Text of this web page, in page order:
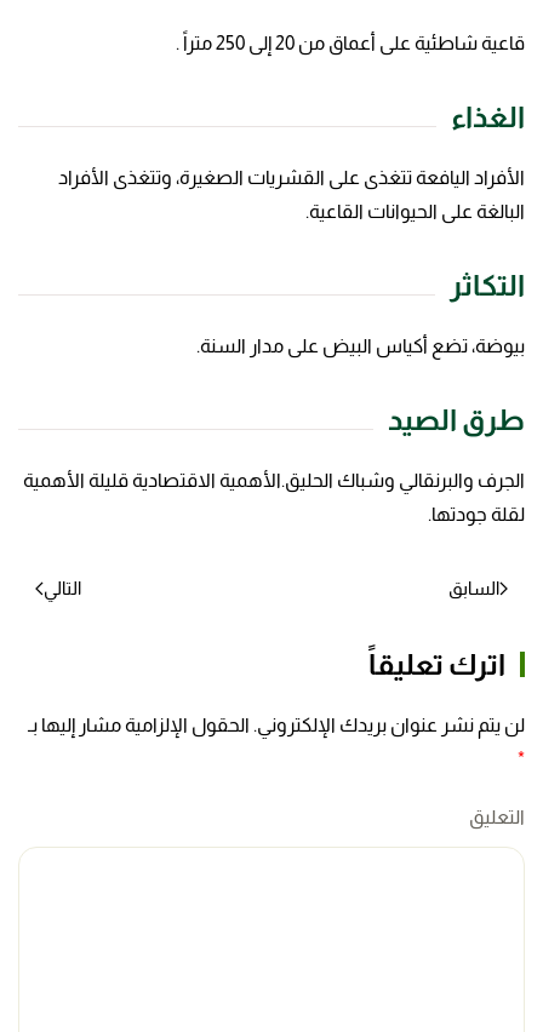
قاعية شاطئية على أعماق من 20 إلى 250 متراً .
الغذاء
الأفراد اليافعة تتغذى على القشريات الصغيرة، وتتغذى الأفراد
البالغة على الحيوانات القاعية.
التكاثر
بيوضة، تضع أكياس البيض على مدار السنة.
طرق الصيد
الجرف والبرنقالي وشباك الحليق.الأهمية الاقتصادية قليلة الأهمية
لقلة جودتها.
السابق التالي
اترك تعليقاً
لن يتم نشر عنوان بريدك الإلكتروني. الحقول الإلزامية مشار إليها بـ
*
التعليق